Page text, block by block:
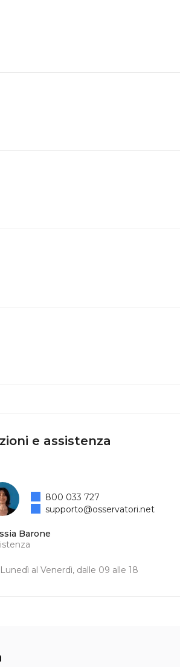
e assistenza
Barone
al Venerdì, dalle 09 alle 18
800 033 727
supporto@osservatori.net